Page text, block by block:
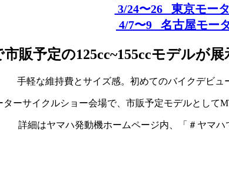
3/24〜26 東京モー
4/7〜9 名古屋モー
販予定の125cc~155ccモデルが展
手軽な維持費とサイズ感。初めてのバイクデビュ
ターサイクルショー会場で、市販予定モデルとして
詳細はヤマハ発動機ホームページ内、「＃ヤマ